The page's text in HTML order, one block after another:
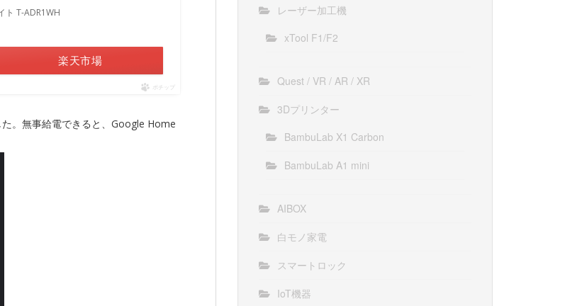
ト T-ADR1WH
楽天市場
ポチップ
。無事給電できると、Google Home
レーザー加工機
xTool F1/F2
Quest / VR / AR / XR
3Dプリンター
BambuLab X1 Carbon
BambuLab A1 mini
AIBOX
白モノ家電
スマートロック
IoT機器